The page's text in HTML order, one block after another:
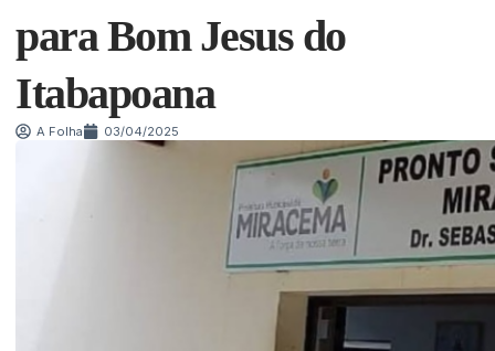
para Bom Jesus do
Itabapoana
A Folha 03/04/2025